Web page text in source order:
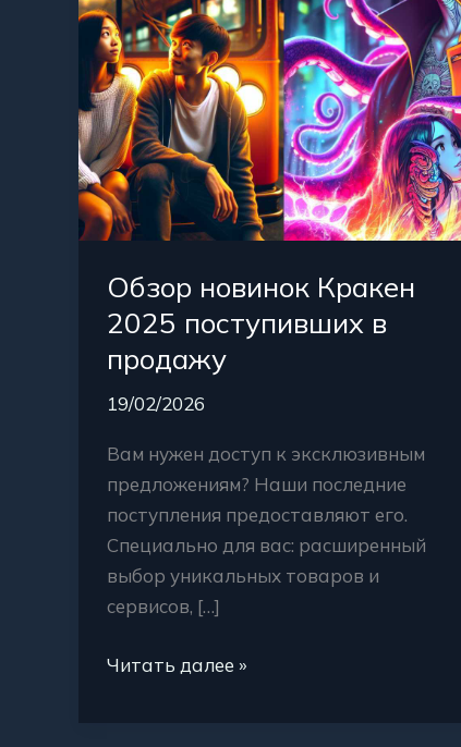
Обзор новинок Кракен
2025 поступивших в
продажу
19/02/2026
Вам нужен доступ к эксклюзивным
предложениям? Наши последние
поступления предоставляют его.
Специально для вас: расширенный
выбор уникальных товаров и
сервисов, […]
продажу
Читать далее »